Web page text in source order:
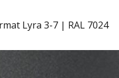
Lyra 3-7 | RAL 7024